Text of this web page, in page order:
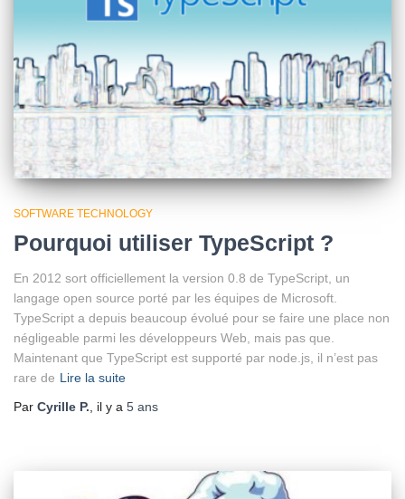
SOFTWARE TECHNOLOGY
Pourquoi utiliser TypeScript ?
En 2012 sort officiellement la version 0.8 de TypeScript, un
langage open source porté par les équipes de Microsoft.
TypeScript a depuis beaucoup évolué pour se faire une place non
négligeable parmi les développeurs Web, mais pas que.
Maintenant que TypeScript est supporté par node.js, il n’est pas
rare de Lire la suite
Par Cyrille P. , il y a 5 ans